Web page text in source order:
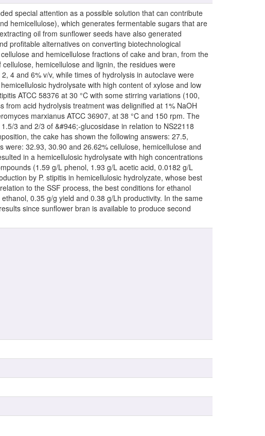
special attention as a possible solution that can contribute
hemicellulose), which generates fermentable sugars that are
oil from sunflower seeds have also generated
profitable alternatives on converting biotechnological
and hemicellulose fractions of cake and bran, from the
hemicellulose and lignin, the residues were
4 and 6% v/v, while times of hydrolysis in autoclave were
hydrolysate with high content of xylose and low
ATCC 58376 at 30 °C with some stirring variations (100,
acid hydrolysis treatment was delignified at 1% NaOH
marxianus ATCC 36907, at 38 °C and 150 rpm. The
3 and 2/3 of &#946;-glucosidase in relation to NS22118
the cake has shown the following answers: 27.5,
32.93, 30.90 and 26.62% cellulose, hemicellulose and
in a hemicellulosic hydrolysate with high concentrations
(1.59 g/L phenol, 1.93 g/L acetic acid, 0.0182 g/L
by P. stipitis in hemicellulosic hydrolyzate, whose best
to the SSF process, the best conditions for ethanol
0.35 g/g yield and 0.38 g/Lh productivity. In the same
since sunflower bran is available to produce second